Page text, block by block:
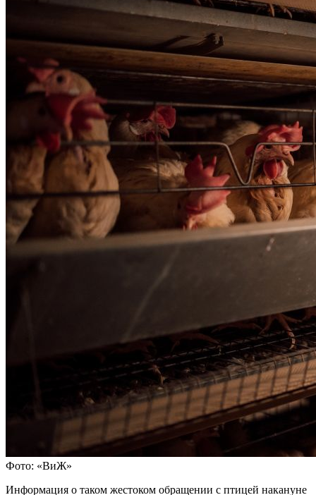
Фото: «ВиЖ»
Информация о таком жестоком обращении с птицей накануне